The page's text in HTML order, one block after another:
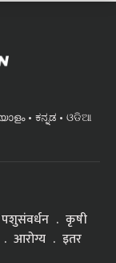
ಕನ್ನಡ
ଓଡିଆ
पशुसंवर्धन
कृषी
आरोग्य इतर